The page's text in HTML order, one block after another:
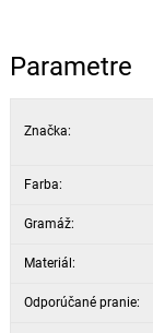
Parametre
Značka:
Farba:
Gramáž:
Materiál:
Odporúčané pranie: